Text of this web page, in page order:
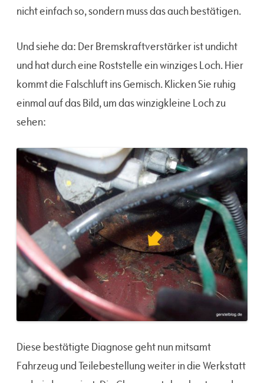
nicht einfach so, sondern muss das auch bestätigen.
Und siehe da: Der Bremskraftverstärker ist undicht
und hat durch eine Roststelle ein winziges Loch. Hier
kommt die Falschluft ins Gemisch. Klicken Sie ruhig
einmal auf das Bild, um das winzigkleine Loch zu
sehen:
Diese bestätigte Diagnose geht nun mitsamt
Fahrzeug und Teilebestellung weiter in die Werkstatt